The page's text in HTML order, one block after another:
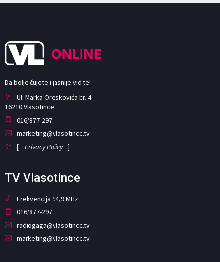
Da bolje čujete i jasnije vidite!
Ul. Marka Oreskovića br. 4
16210 Vlasotince
016/877-297
marketing@vlasotince.tv
[ Privacy Policy ]
TV Vlasotince
Frekvencija 94,9 MHz
016/877-297
radiogaga@vlasotince.tv
marketing@vlasotince.tv